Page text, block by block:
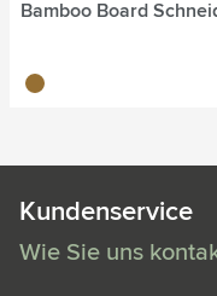
Bamboo Board
bambou
Kundenservice
Wie Sie uns